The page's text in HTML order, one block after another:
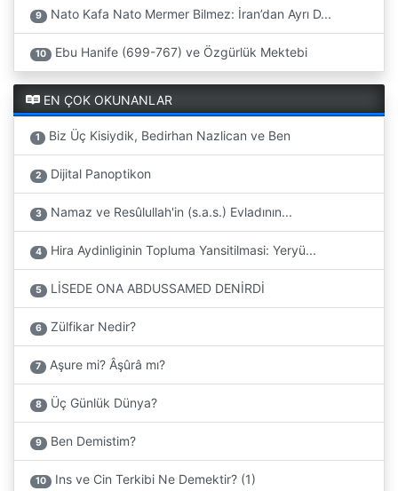
9 Nato Kafa Nato Mermer Bilmez: İran’dan Ayrı D...
10 Ebu Hanife (699-767) ve Özgürlük Mektebi
EN ÇOK OKUNANLAR
1 Biz Üç Kisiydik, Bedirhan Nazlican ve Ben
2 Dijital Panoptikon
3 Namaz ve Resûlullah'in (s.a.s.) Evladının...
4 Hira Aydinliginin Topluma Yansitilmasi: Yeryü...
5 LİSEDE ONA ABDUSSAMED DENİRDİ
6 Zülfikar Nedir?
7 Aşure mi? Âşûrâ mı?
8 Üç Günlük Dünya?
9 Ben Demistim?
10 Ins ve Cin Terkibi Ne Demektir? (1)